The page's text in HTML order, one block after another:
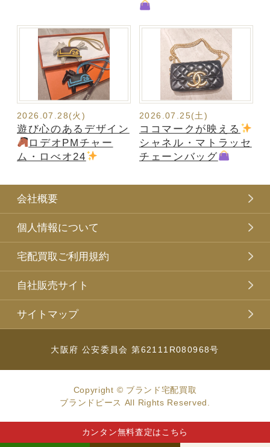
2026.07.28(火)
遊び心のあるデザイン
ロデオPMチャー
ム・ロべオ24
2026.07.25(土)
ココマークが映える
シャネル・マトラッセ
チェーンバッグ
会社概要
個人情報について
宅配買取ご利用規約
自社販売サイト
サイトマップ
大阪府 公安委員会 第62111R080968号
Copyright © ブランド宅配買取
ブランドピース All Rights Reserved.
カンタン無料査定はこちら